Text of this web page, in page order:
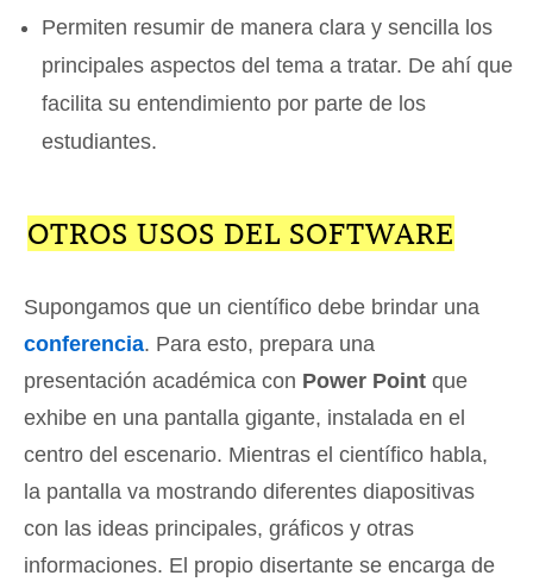
Permiten resumir de manera clara y sencilla los
principales aspectos del tema a tratar. De ahí que
facilita su entendimiento por parte de los
estudiantes.
OTROS USOS DEL SOFTWARE
Supongamos que un científico debe brindar una
conferencia. Para esto, prepara una
presentación académica con Power Point que
exhibe en una pantalla gigante, instalada en el
centro del escenario. Mientras el científico habla,
la pantalla va mostrando diferentes diapositivas
con las ideas principales, gráficos y otras
informaciones. El propio disertante se encarga de